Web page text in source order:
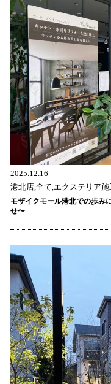
2025.12.16
港北店,全て,エクステリア
モザイクモール港北での歩み
せ〜